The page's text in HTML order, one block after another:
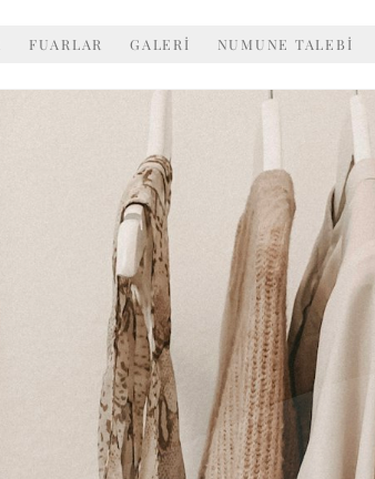
FUARLAR GALERİ NUMUNE TALEBİ